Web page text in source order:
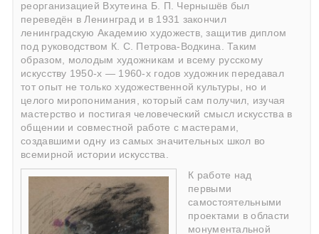
реорганизацией Вхутеина Б. П. Чернышёв был
переведён в Ленинград и в 1931 закончил
ленинградскую Академию художеств, защитив диплом
под руководством К. С. Петрова-Водкина. Таким
образом, молодым художникам и всему русскому
искусству 1950-х — 1960-х годов художник передавал
тот опыт не только художественной культуры, но и
целого миропонимания, который сам получил, изучая
мастерство и постигая человеческий смысл искусства в
общении и совместной работе с мастерами,
создавшими одну из самых значительных школ во
всемирной истории искусства.
К работе над
первыми
самостоятельными
проектами в области
монументальной